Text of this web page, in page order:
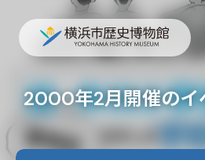
2000年2月開催のイ